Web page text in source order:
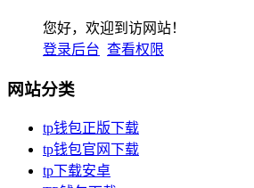
您好，欢迎到访网站！
登录后台 查看权限
网站分类
tp钱包正版下载
tp钱包官网下载
tp下载安卓